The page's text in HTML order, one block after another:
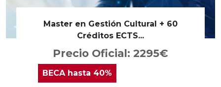
Master en Gestión Cultural + 60
Créditos ECTS...
Precio Oficial: 2295€
BECA hasta 40%